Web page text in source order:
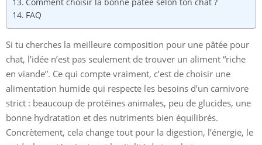
Comment choisir la bonne pâtée selon ton chat ?
FAQ
Si tu cherches la meilleure composition pour une pâtée pour
chat, l’idée n’est pas seulement de trouver un aliment “riche
en viande”. Ce qui compte vraiment, c’est de choisir une
alimentation humide qui respecte les besoins d’un carnivore
strict : beaucoup de protéines animales, peu de glucides, une
bonne hydratation et des nutriments bien équilibrés.
Concrètement, cela change tout pour la digestion, l’énergie, le